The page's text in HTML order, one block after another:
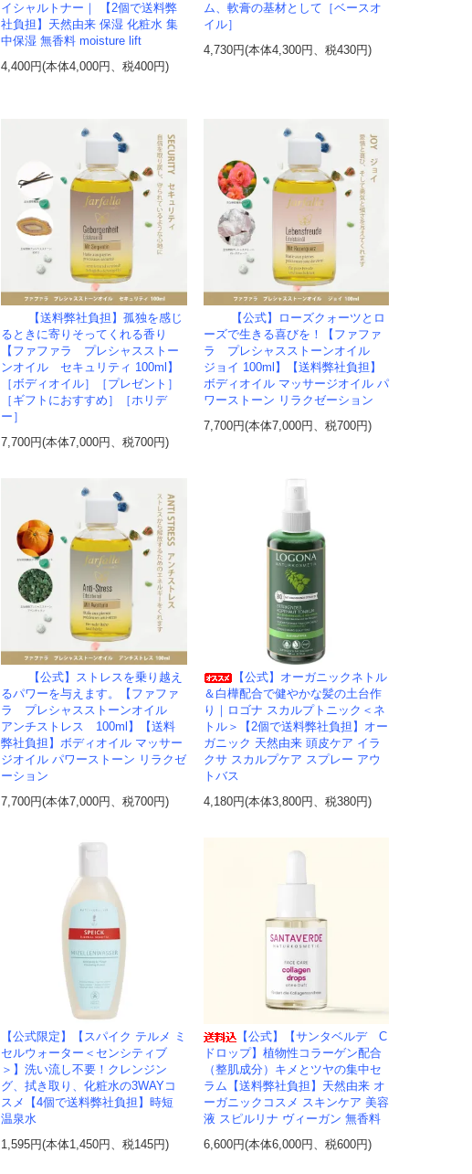
イシャルトナー｜ 【2個で送料弊
社負担】天然由来 保湿 化粧水 集
中保湿 無香料 moisture lift
4,400円(本体4,000円、税400円)
ム、軟膏の基材として［ベースオ
イル］
4,730円(本体4,300円、税430円)
【送料弊社負担】孤独を感じ
るときに寄りそってくれる香り
【ファファラ プレシャスストー
ンオイル セキュリティ 100ml】
［ボディオイル］［プレゼント］
［ギフトにおすすめ］［ホリデ
ー］
7,700円(本体7,000円、税700円)
【公式】ローズクォーツとロ
ーズで生きる喜びを！【ファファ
ラ プレシャスストーンオイル
ジョイ 100ml】【送料弊社負担】
ボディオイル マッサージオイル パ
ワーストーン リラクゼーション
7,700円(本体7,000円、税700円)
【公式】ストレスを乗り越え
るパワーを与えます。【ファファ
ラ プレシャスストーンオイル
アンチストレス 100ml】【送料
弊社負担】ボディオイル マッサー
ジオイル パワーストーン リラクゼ
ーション
7,700円(本体7,000円、税700円)
【公式】オーガニックネトル
＆白樺配合で健やかな髪の土台作
り｜ロゴナ スカルプトニック＜ネ
トル＞【2個で送料弊社負担】オー
ガニック 天然由来 頭皮ケア イラ
クサ スカルプケア スプレー アウ
トバス
4,180円(本体3,800円、税380円)
【公式限定】【スパイク テルメ ミ
セルウォーター＜センシティブ
＞】洗い流し不要！クレンジン
グ、拭き取り、化粧水の3WAYコ
スメ【4個で送料弊社負担】時短
温泉水
1,595円(本体1,450円、税145円)
【公式】【サンタベルデ C
ドロップ】植物性コラーゲン配合
（整肌成分）キメとツヤの集中セ
ラム【送料弊社負担】天然由来 オ
ーガニックコスメ スキンケア 美容
液 スピルリナ ヴィーガン 無香料
6,600円(本体6,000円、税600円)